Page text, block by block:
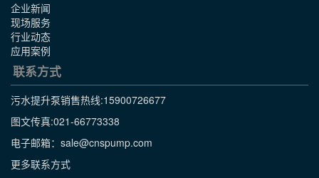
企业新闻
现场服务
行业动态
应用案例
联系方式
污水提升泵销售热线:15900726677
图文传真:021-66773338
电子邮箱：sale@cnspump.com
更多联系方式